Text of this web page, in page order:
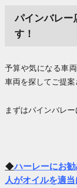
パインバレー
す！
予算や気になる車
車両を探してご提案
まずはパインバレ
◆ハーレーにお
人がオイルを適